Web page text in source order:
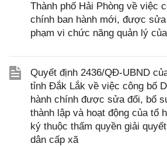
Thành phố Hải Phòng về việc
chính ban hành mới, được
phạm vi chức năng quản lý
Quyết định 2436/QĐ-UBND
tỉnh Đắk Lắk về việc công bố
hành chính được sửa đổi, bổ
thành lập và hoạt động của tổ
ký thuộc thẩm quyền giải
dân cấp xã